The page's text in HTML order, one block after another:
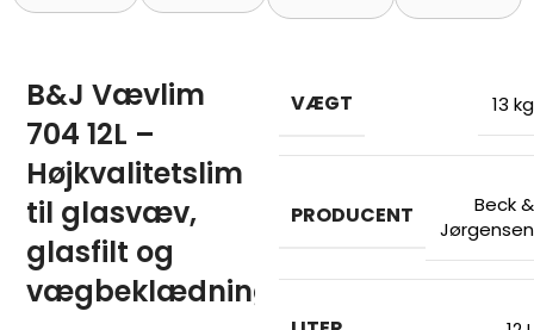
B&J Vævlim
704 12L –
Højkvalitetslim
til glasvæv,
glasfilt og
vægbeklædning
VÆGT 13 kg
PRODUCENT
Beck &
Jørgensen